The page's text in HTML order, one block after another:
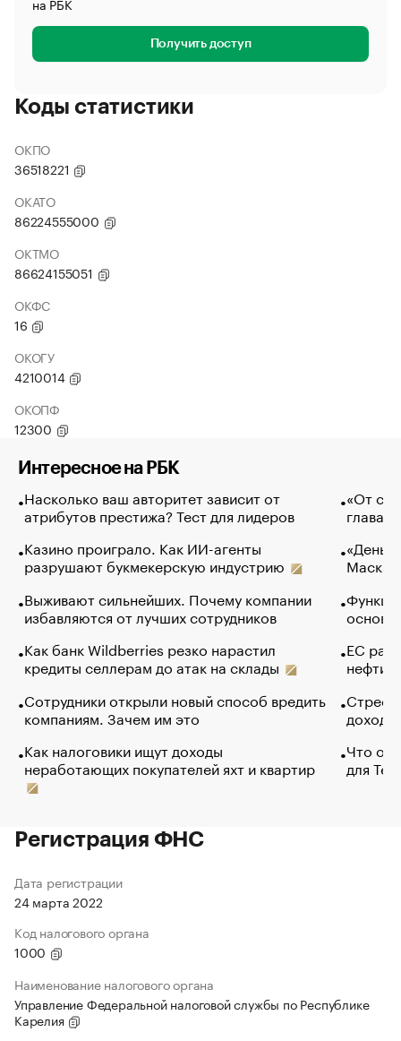
Получить доступ
Коды статистики
ОКПО
36518221
ОКАТО
86224555000
ОКТМО
86624155051
ОКФС
16
ОКОГУ
4210014
ОКОПФ
12300
Интересное на РБК
Насколько ваш авторитет зависит от
атрибутов престижа? Тест для лидеров
Казино проиграло. Как ИИ-агенты
разрушают букмекерскую индустрию
Выживают сильнейших. Почему компании
избавляются от лучших сотрудников
Как банк Wildberries резко нарастил
кредиты селлерам до атак на склады
Сотрудники открыли новый способ вредить
компаниям. Зачем им это
Как налоговики ищут доходы
неработающих покупателей яхт и квартир
«От
глава
Маск в
основ
ЕС
нефти
Что
для
Регистрация ФНС
Дата регистрации
24 марта 2022
Код налогового органа
1000
Наименование налогового органа
Управление Федеральной налоговой службы по Республике
Карелия